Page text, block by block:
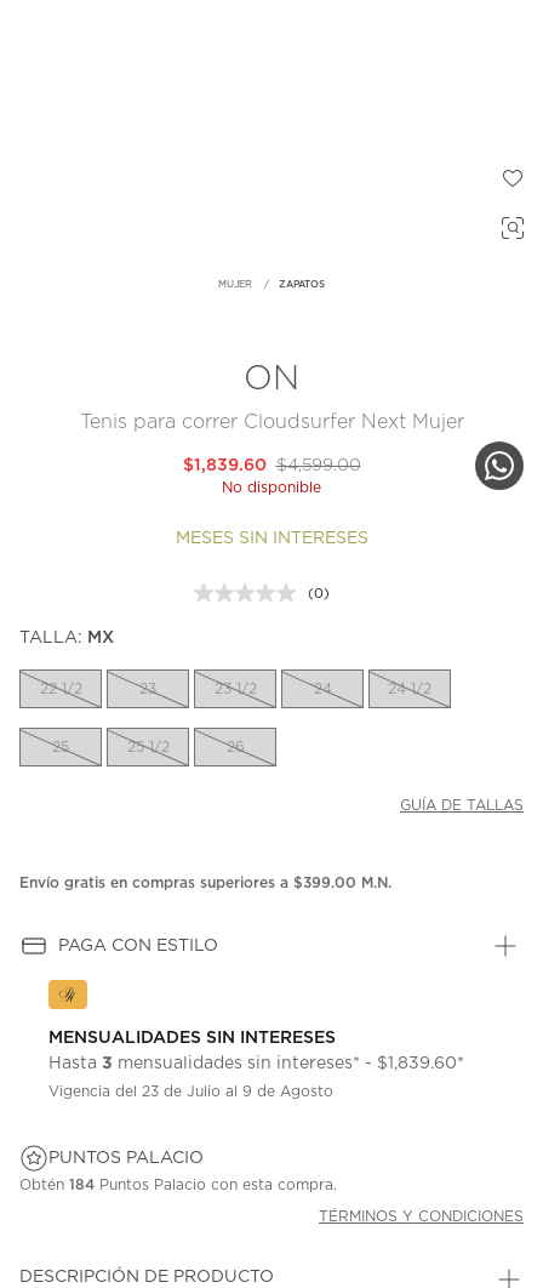
MUJER ZAPATOS
ON
Tenis para correr Cloudsurfer Next Mujer
$4,599.00
$1,839.60
No disponible
MESES SIN INTERESES
Sin
la
misma
(0)
TALLA: MX
22 1/2 23 23 1/2 24 24 1/2
25 25 1/2 26
GUÍA DE TALLAS
Envío gratis en compras superiores a $399.00 M.N.
PAGA CON ESTILO
MENSUALIDADES SIN INTERESES
Hasta 3 mensualidades sin intereses* - $1,839.60*
Vigencia del 23 de Julio al 9 de Agosto
PUNTOS PALACIO
Obtén 184 Puntos Palacio con esta compra.
TÉRMINOS Y CONDICIONES
DESCRIPCIÓN DE PRODUCTO